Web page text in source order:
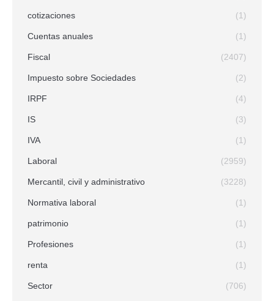
cotizaciones (1)
Cuentas anuales (1)
Fiscal (2407)
Impuesto sobre Sociedades (2)
IRPF (4)
IS (3)
IVA (1)
Laboral (2959)
Mercantil, civil y administrativo (3228)
Normativa laboral (1)
patrimonio (1)
Profesiones (1)
renta (1)
Sector (706)